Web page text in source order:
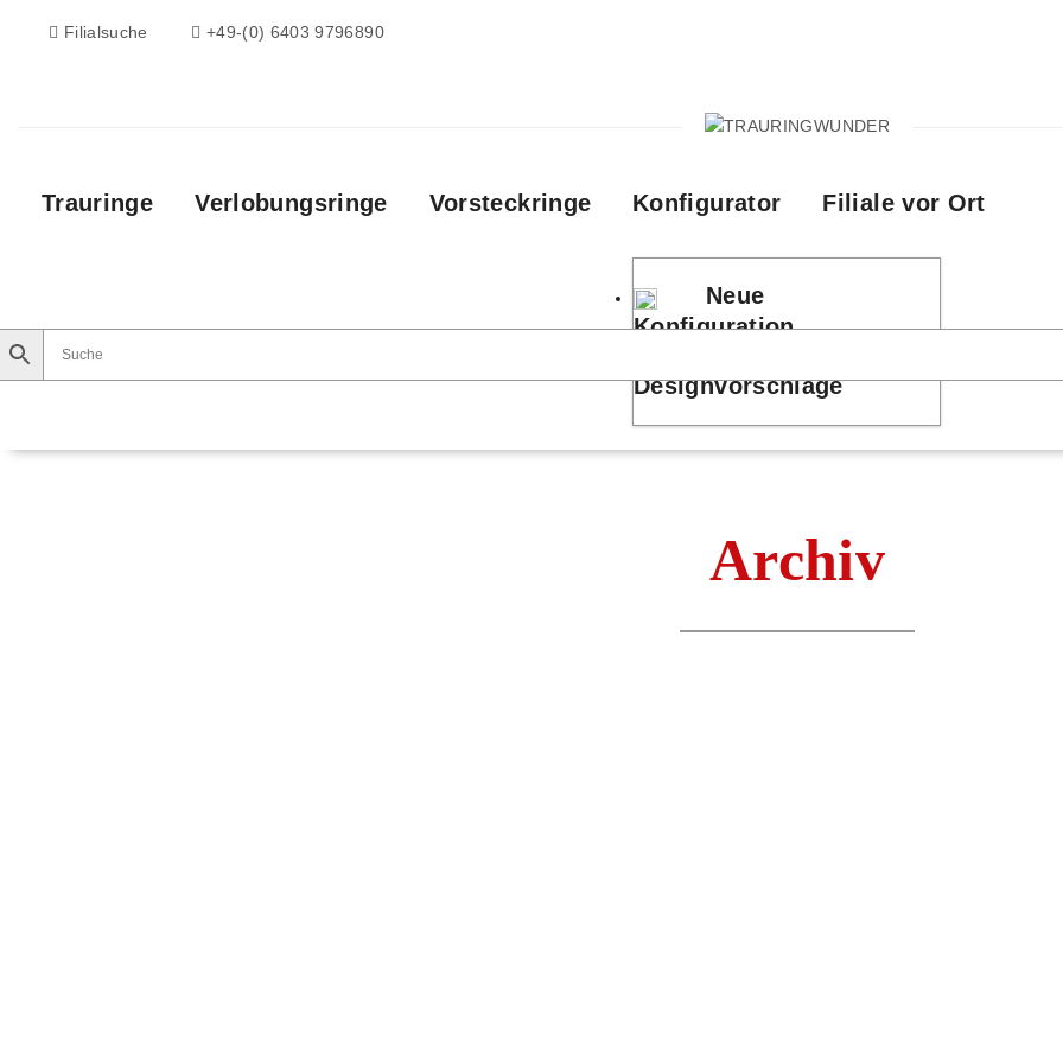
Filialsuche +49-(0) 6403 9796890
Trauringe Verlobungsringe Vorsteckringe Konfigurator
Neue
Konfiguration
Designvorschläge
Filiale vor Ort
Archiv